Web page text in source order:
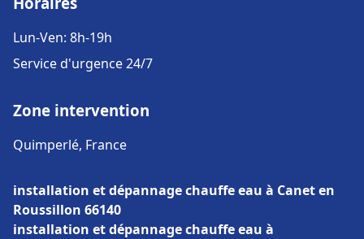
Lun-Ven: 8h-19h
Service d'urgence 24/7
Zone intervention
Quimperlé, France
installation et dépannage chauffe eau à Canet en
Roussillon 66140
installation et dépannage chauffe eau à